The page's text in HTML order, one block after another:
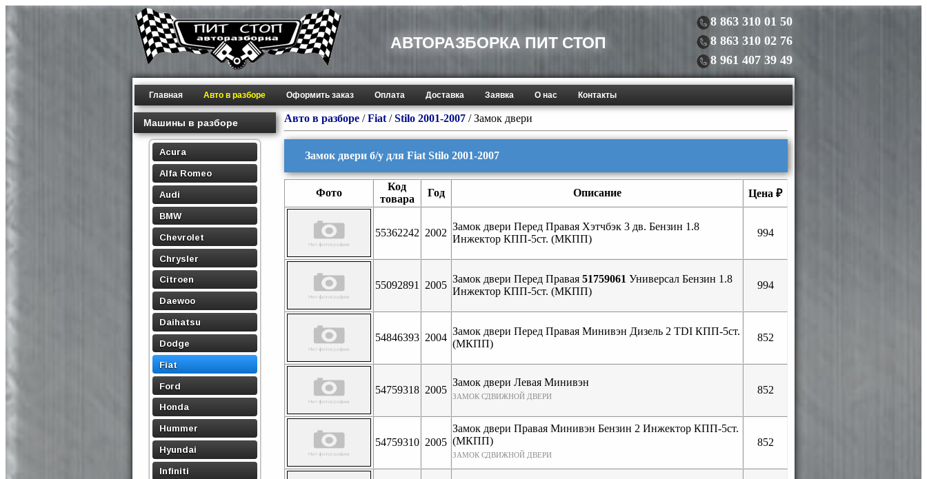
АВТОРАЗБОРКА ПИТ СТОП
8 863 310 01 50
8 863 310 02 76
8 961 407 39 49
Главная Авто в разборе Оформить заказ Оплата Доставка Заявка О нас Контакты
Машины в разборе
Acura
Alfa Romeo
Audi
BMW
Chevrolet
Chrysler
Citroen
Daewoo
Daihatsu
Dodge
Fiat
Ford
Honda
Hummer
Hyundai
Infiniti
Авто в разборе /Fiat /Stilo 2001-2007 / Замок двери
Замок двери б/у для Fiat Stilo 2001-2007
Фото
Код
товара
Год Описание Цена ₽
55362242 2002
Замок двери Перед Правая Хэтчбэк 3 дв. Бензин 1.8
Инжектор КПП-5ст. (МКПП)
994
55092891 2005
Замок двери Перед Правая 51759061 Универсал Бензин 1.8
Инжектор КПП-5ст. (МКПП)
994
54846393 2004
Замок двери Перед Правая Минивэн Дизель 2 TDI КПП-5ст.
(МКПП)
852
54759318 2005
Замок двери Левая Минивэн
ЗАМОК СДВИЖНОЙ ДВЕРИ
852
54759310 2005
Замок двери Правая Минивэн Бензин 2 Инжектор КПП-5ст.
(МКПП)
ЗАМОК СДВИЖНОЙ ДВЕРИ
852